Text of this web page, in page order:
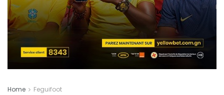
Home Feguifoot